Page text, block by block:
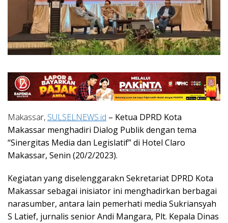
Makassar, SULSELNEWS.id – Ketua DPRD Kota
Makassar menghadiri Dialog Publik dengan tema
“Sinergitas Media dan Legislatif” di Hotel Claro
Makassar, Senin (20/2/2023).
Kegiatan yang diselenggarakn Sekretariat DPRD Kota
Makassar sebagai inisiator ini menghadirkan berbagai
narasumber, antara lain pemerhati media Sukriansyah
S Latief, jurnalis senior Andi Mangara, Plt. Kepala Dinas